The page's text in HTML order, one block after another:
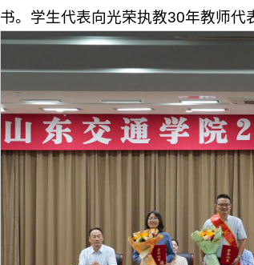
书。学生代表向光荣执教30年教师代